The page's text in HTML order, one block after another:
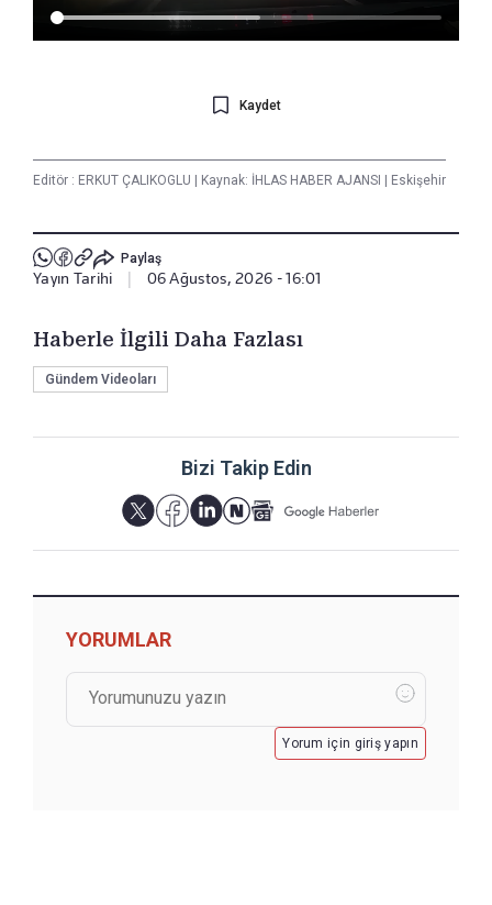
Kaydet
Editör : ERKUT ÇALIKOGLU | Kaynak: İHLAS HABER AJANSI | Eskişehir
Paylaş
Yayın Tarihi 06 Ağustos, 2026 - 16:01
Haberle İlgili Daha Fazlası
Gündem Videoları
Bizi Takip Edin
YORUMLAR
Yorum için giriş yapın